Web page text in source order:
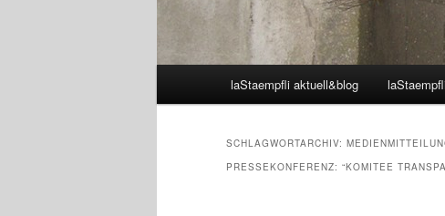
laStaempfli aktuell&blog
SCHLAGWORTARCHIV:
PRESSEKONFERENZ: “KOMITEE